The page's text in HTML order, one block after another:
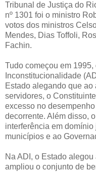
Tribunal de Justiça do
nº 1301 foi o ministro
votos dos ministros
Mendes, Dias Toffoli,
Fachin.
Tudo começou em
Inconstitucionalidade
Estado alegando que
servidores, o
excesso no
decorrente. Além disso,
interferência em
municípios e ao
Na ADI, o Estado
ampliou o conjunto de